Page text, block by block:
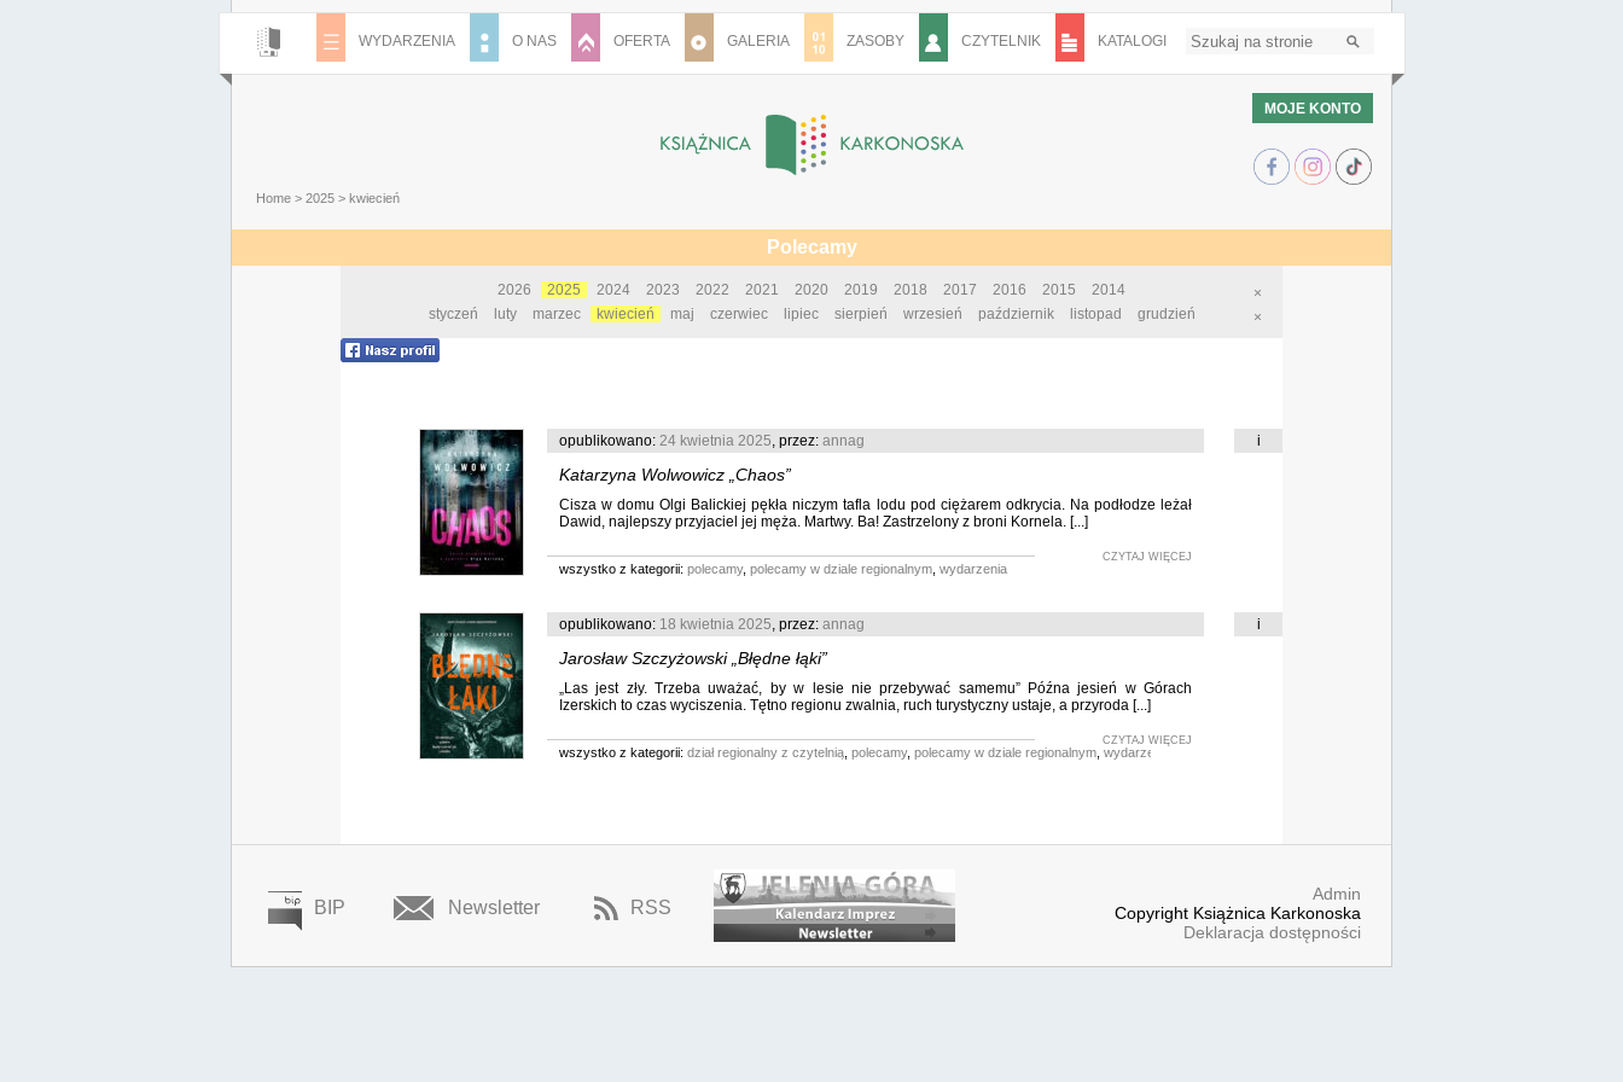
WYDARZENIA O NAS OFERTA GALERIA ZASOBY CZYTELNIK KATALOGI
MOJE KONTO
Home > 2025 > kwiecień
Polecamy
×
2026 2025 2024 2023 2022 2021 2020 2019 2018 2017 2016 2015
2014
×
styczeń luty marzec kwiecień maj czerwiec lipiec sierpień wrzesień październik listopad grudzień
opublikowano: 24 kwietnia 2025, przez: annag
Katarzyna Wolwowicz „Chaos”
Cisza w domu Olgi Balickiej pękła niczym tafla lodu pod ciężarem odkrycia. Na podłodze leżał
Dawid, najlepszy przyjaciel jej męża. Martwy. Ba! Zastrzelony z broni Kornela. [...]
CZYTAJ WIĘCEJ
wszystko z kategorii: polecamy, polecamy w dziale regionalnym wydarzenia
i
opublikowano: 18 kwietnia 2025, przez: annag
Jarosław Szczyżowski „Błędne łąki”
„Las jest zły. Trzeba uważać, by w lesie nie przebywać samemu” Późna jesień w Górach
Izerskich to czas wyciszenia. Tętno regionu zwalnia, ruch turystyczny ustaje, a przyroda [...]
CZYTAJ WIĘCEJ
wszystko z kategorii: dział regionalny z czytelnią polecamy, polecamy w dziale regionalnym wydarzenia
i
BIP Newsletter RSS
Admin
Copyright Książnica Karkonoska
Deklaracja dostępności